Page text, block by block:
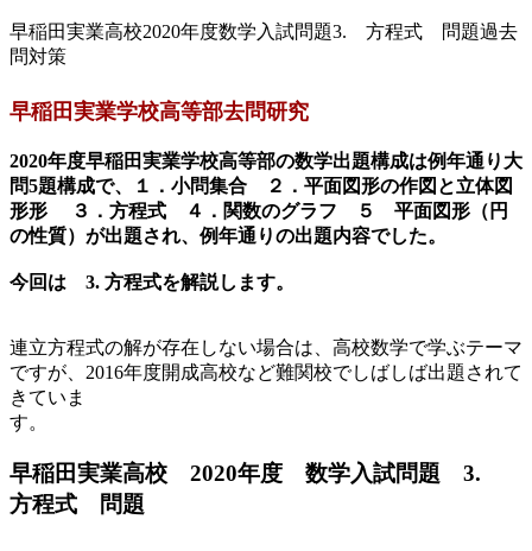
早稲田実業高校2020年度数学入試問題3. 方程式 問題過去
問対策
早稲田実業学校高等部去問研究
2020年度早稲田実業学校高等部の数学出題構成は例年通り大
問5題構成で、１．小問集合 ２．平面図形の作図と立体図
形形 ３．方程式 ４．関数のグラフ ５ 平面図形（円
の性質）が出題され、例年通りの出題内容でした。
今回は 3. 方程式を解説します。
連立方程式の解が存在しない場合は、高校数学で学ぶテーマ
ですが、2016年度開成高校など難関校でしばしば出題されて
きていま
す
早稲田実業高校 2020年度 数学入試問題 3.
方程式 問題